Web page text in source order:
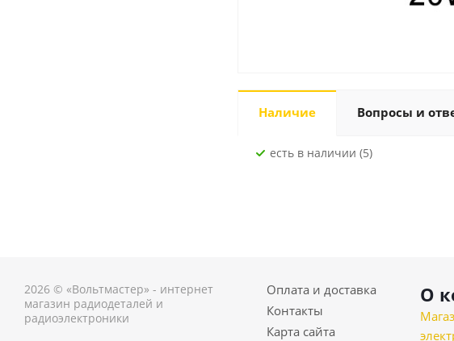
Наличие Вопросы и
Есть в наличии (5)
2026 © «Вольтмастер» - интернет
магазин радиодеталей и
радиоэлектроники
Оплата и доставка
Контакты
Карта сайта
О